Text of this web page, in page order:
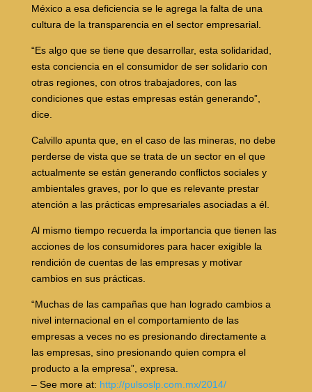
México a esa deficiencia se le agrega la falta de una
cultura de la transparencia en el sector empresarial.
“Es algo que se tiene que desarrollar, esta solidaridad,
esta conciencia en el consumidor de ser solidario con
otras regiones, con otros trabajadores, con las
condiciones que estas empresas están generando”,
dice.
Calvillo apunta que, en el caso de las mineras, no debe
perderse de vista que se trata de un sector en el que
actualmente se están generando conflictos sociales y
ambientales graves, por lo que es relevante prestar
atención a las prácticas empresariales asociadas a él.
Al mismo tiempo recuerda la importancia que tienen las
acciones de los consumidores para hacer exigible la
rendición de cuentas de las empresas y motivar
cambios en sus prácticas.
“Muchas de las campañas que han logrado cambios a
nivel internacional en el comportamiento de las
empresas a veces no es presionando directamente a
las empresas, sino presionando quien compra el
producto a la empresa”, expresa.
– See more at: http://pulsoslp.com.mx/2014/